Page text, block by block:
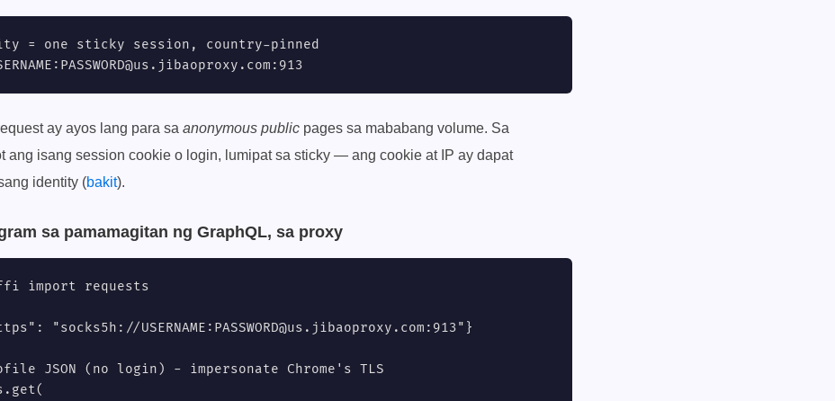
= one sticky session, country-pinned
PASSWORD@us.jibaoproxy.com :913
ay ayos lang para sa anonymous public pages sa mababang volume. Sa
ang isang session cookie o login, lumipat sa sticky — ang cookie at IP ay dapat
identity (bakit).
sa pamamagitan ng GraphQL, sa proxy
import requests
"socks5h://USERNAME: PASSWORD@us.jibaoproxy.com :913"}
JSON (no login) - impersonate Chrome's TLS